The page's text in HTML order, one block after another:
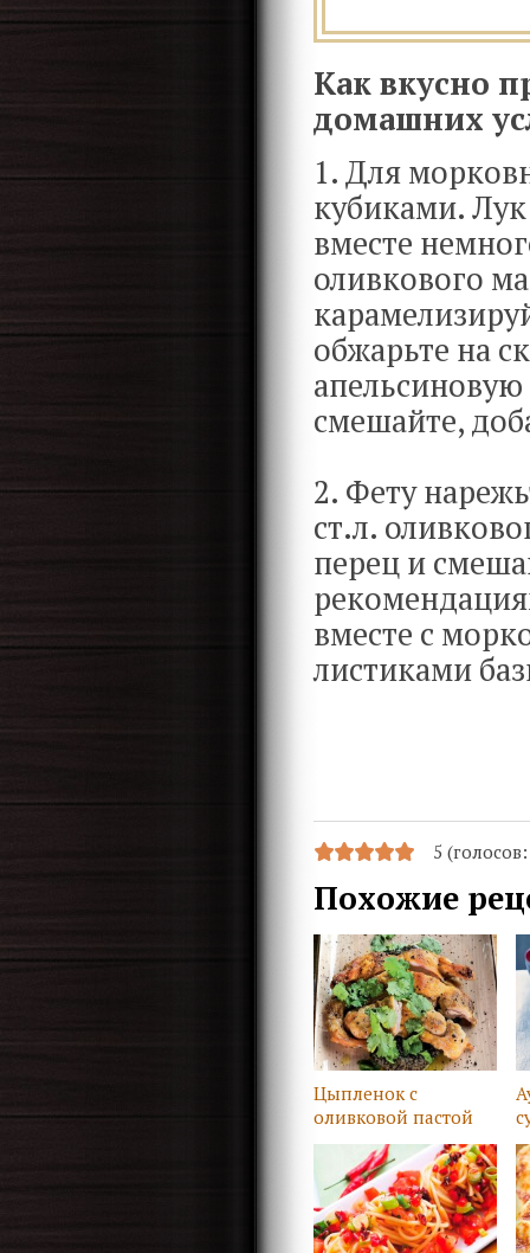
Как вкусно
домашних
1. Для
кубиками.
вместе
оливкового
обжарьте на
смешайте,
2. Фету
ст.л.
перец и
вместе с
листиками
5
Похожие
Цыпленок с
оливковой пастой